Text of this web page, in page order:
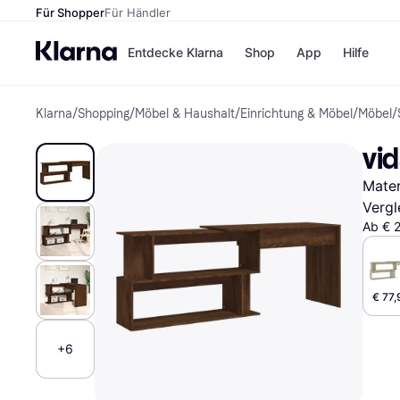
Für ShopperFür Händler
Entdecke Klarna
Zahlungsmethoden
Bezahle in bis zu 30
Tagen
Ratenzahlung
Shop
Shops
H&M
Temu
Alle Shops
App Hilfe
Klarna/Shopping/Möbel & Haushalt/Einrichtung & Möbel /Möbel /
+6
Ab €
€